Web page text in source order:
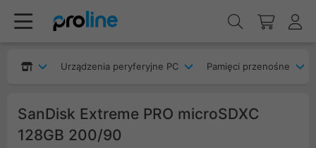
Urządzenia peryferyjne PC Pamięci przenośne
SanDisk Extreme PRO microSDXC
128GB 200/90